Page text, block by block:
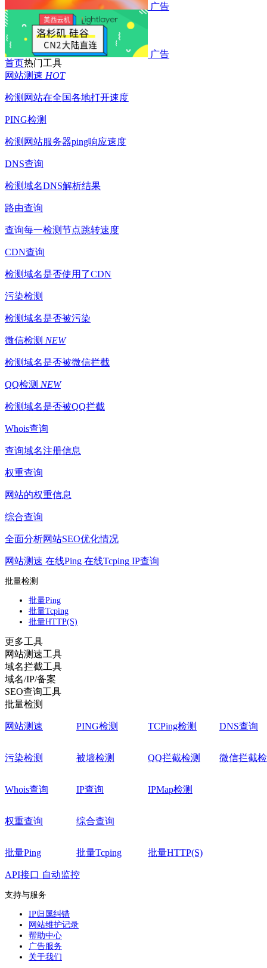
广告
广告
首页热门工具
网站测速 HOT
检测网站在全国各地打开速度
PING检测
检测网站服务器ping响应速度
DNS查询
检测域名DNS解析结果
路由查询
查询每一检测节点跳转速度
CDN查询
检测域名是否使用了CDN
污染检测
检测域名是否被污染
微信检测 NEW
检测域名是否被微信拦截
QQ检测 NEW
检测域名是否被QQ拦截
Whois查询
查询域名注册信息
权重查询
网站的权重信息
综合查询
全面分析网站SEO优化情况
网站测速 在线Ping 在线Tcping IP查询
批量检测
批量Ping
批量Tcping
批量HTTP(S)
更多工具
网站测速工具
域名拦截工具
域名/IP/备案
SEO查询工具
批量检测
网站测速 PING检测 TCPing检测 DNS查询
污染检测 被墙检测 QQ拦截检测 微信拦截
Whois查询 IP查询 IPMap检测
权重查询 综合查询
批量Ping 批量Tcping 批量HTTP(S)
API接口 自动监控
支持与服务
IP归属纠错
网站维护记录
帮助中心
广告服务
关于我们